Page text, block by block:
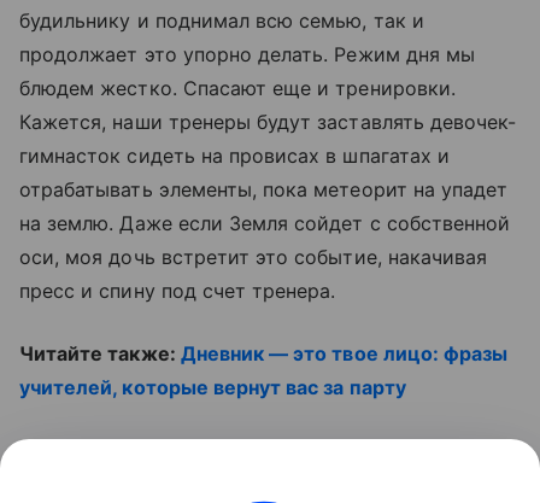
будильнику и поднимал всю семью, так и
продолжает это упорно делать. Режим дня мы
блюдем жестко. Спасают еще и тренировки.
Кажется, наши тренеры будут заставлять девочек-
гимнасток сидеть на провисах в шпагатах и
отрабатывать элементы, пока метеорит на упадет
на землю. Даже если Земля сойдет с собственной
оси, моя дочь встретит это событие, накачивая
пресс и спину под счет тренера.
Читайте также: Дневник — это твое лицо: фразы
учителей, которые вернут вас за парту